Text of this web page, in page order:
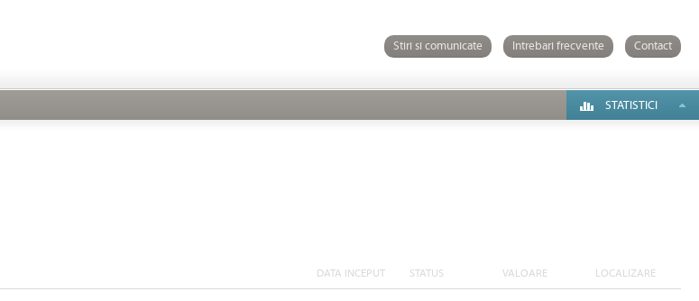
Stiri si comunicate Intrebari frecvente Contact
STATISTICI
DATA INCEPUT STATUS VALOARE LOCALIZARE